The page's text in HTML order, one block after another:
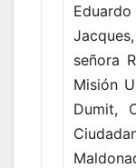
señora
Misión
Dumit,